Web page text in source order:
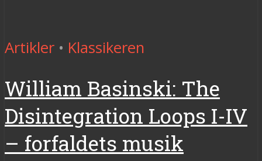
Artikler • Klassikeren
William Basinski: The
Disintegration Loops I-IV
– forfaldets musik